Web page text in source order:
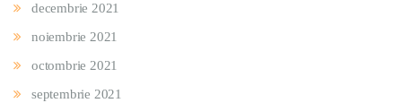
decembrie 2021
noiembrie 2021
octombrie 2021
septembrie 2021